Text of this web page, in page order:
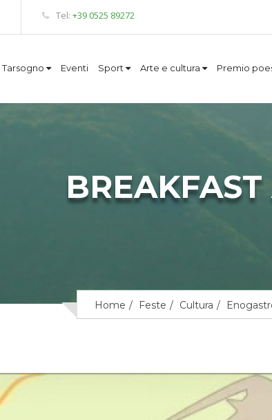
Tel: +39 0525 89272
Tarsogno Eventi Sport Arte e cultura Premio
Home Feste Cultura